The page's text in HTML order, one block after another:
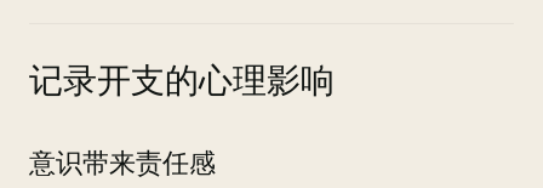
记录开支的心理影响
意识带来责任感